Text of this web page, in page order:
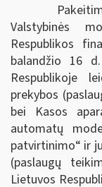
Valstybinės
Respublikos
balandžio 16
Respublikoje
prekybos
bei Kasos
automatų
patvirtinimo“ ir
(paslaugų
Lietuvos